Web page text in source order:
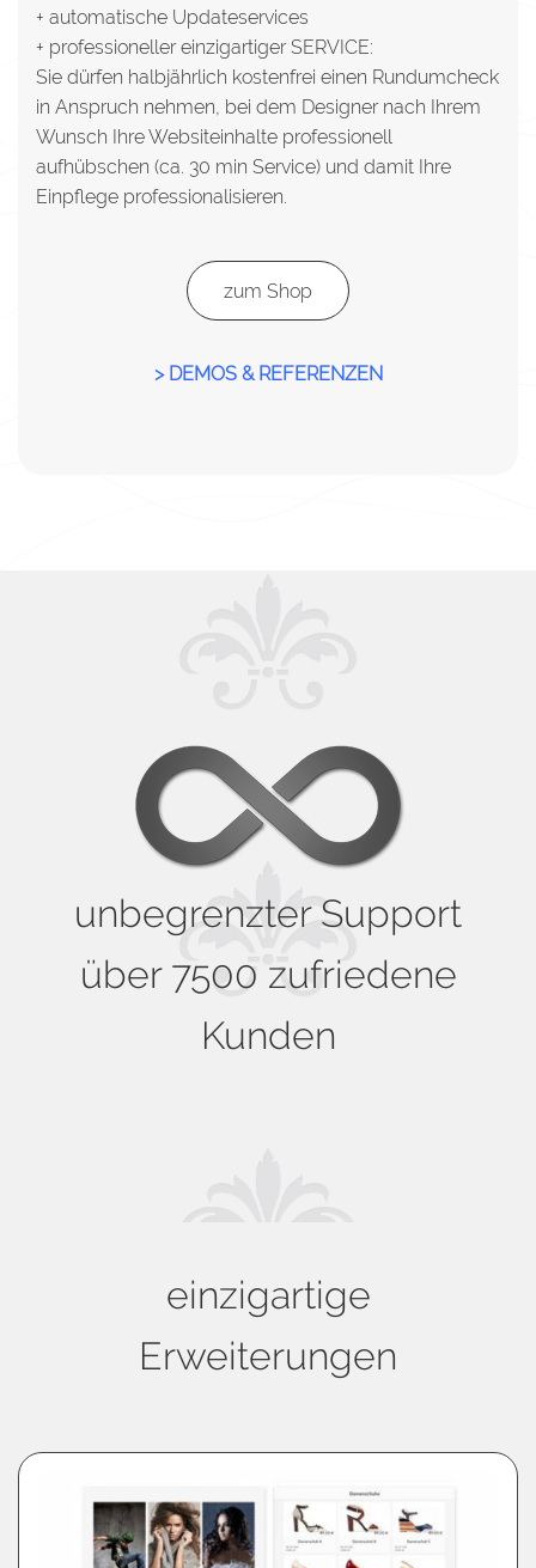
+ automatische Updateservices
+ professioneller einzigartiger SERVICE:
Sie dürfen halbjährlich kostenfrei einen Rundumcheck
in Anspruch nehmen, bei dem Designer nach Ihrem
Wunsch Ihre Websiteinhalte professionell
aufhübschen (ca. 30 min Service) und damit Ihre
Einpflege professionalisieren.
zum Shop
> DEMOS & REFERENZEN
unbegrenzter Support
über 7500 zufriedene
Kunden
einzigartige
Erweiterungen